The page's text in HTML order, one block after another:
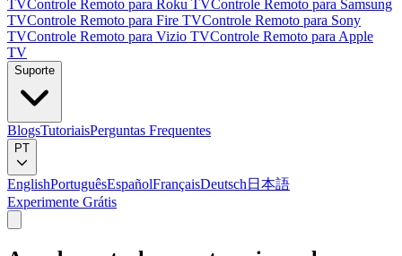
TVControle Remoto para Roku TVControle Remoto para Samsung
TVControle Remoto para Fire TVControle Remoto para Sony
TVControle Remoto para Vizio TVControle Remoto para Apple
TV
Suporte
BlogsTutoriaisPerguntas Frequentes
PT
EnglishPortuguêsEspañolFrançaisDeutsch 日本語
Experimente Grátis